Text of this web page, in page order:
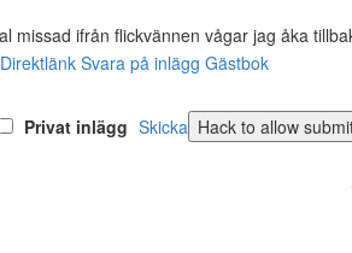
missad ifrån flickvännen vågar jag åka
Direktlänk Svara på inlägg Gästbok
Privat inlägg Skicka